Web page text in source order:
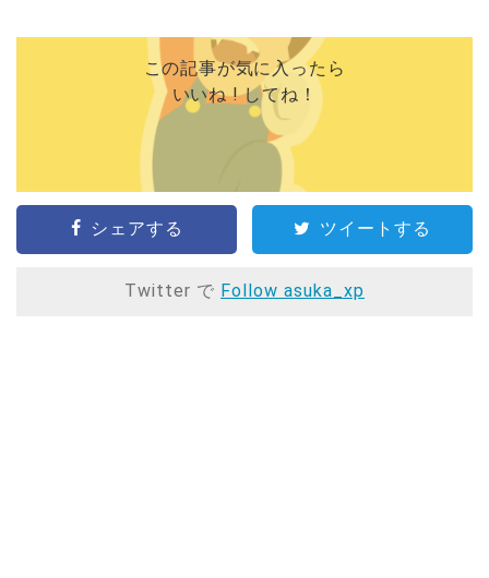
この記事が気に入ったら
いいね ! してね！
シェアする ツイートする
Twitter で Follow asuka_xp